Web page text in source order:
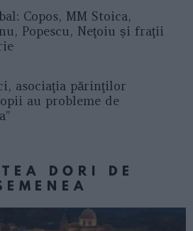
Copos, MM Stoica,
Popescu, Neţoiu și fraţii
asociaţia părinţilor
au probleme de
DORI DE